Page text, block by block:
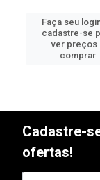
Faça seu
cadastre-se
ver preços
comprar
Cadastre-
ofertas!